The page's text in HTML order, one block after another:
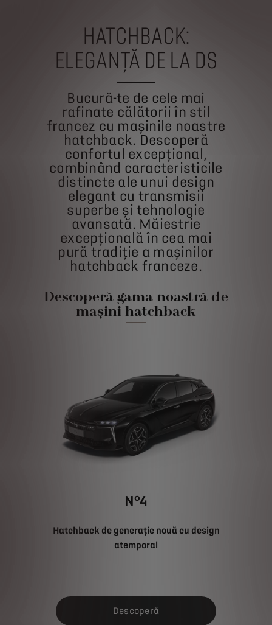
HATCHBACK:
ELEGANȚĂ DE LA DS
Bucură-te de cele mai
rafinate călătorii în stil
francez cu mașinile noastre
hatchback. Descoperă
confortul excepțional,
combinând caracteristicile
distincte ale unui design
elegant cu transmisii
superbe și tehnologie
avansată. Măiestrie
excepțională în cea mai
pură tradiție a mașinilor
hatchback franceze.
Descoperă gama noastră de
mașini hatchback
N°4
Hatchback de generație nouă cu design
atemporal
Descoperă